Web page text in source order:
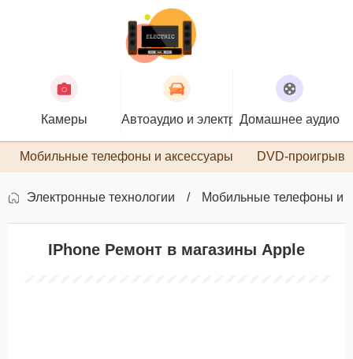
Камеры Автоаудио и электроникаДомашнее аудио
Мобильные телефоны и аксессуары DVD-
Электронные технологии Мобильные телефоны и
IPhone Ремонт в магазины Apple